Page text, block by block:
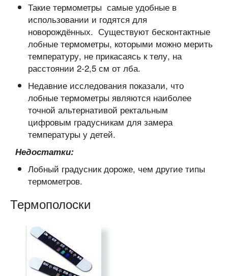
Такие термометры самые удобные в
использовании и годятся для
новорождённых. Существуют бесконтактные
лобные термометры, которыми можно мерить
температуру, не прикасаясь к телу, на
расстоянии 2-2,5 см от лба.
Недавние исследования показали, что
лобные термометры являются наиболее
точной альтернативой ректальным
цифровым градусникам для замера
температуры у детей.
Недостатки:
Лобный градусник дороже, чем другие типы
термометров.
Термополоски